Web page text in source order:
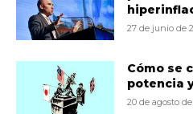
27 de junio de
Cómo se
potencia
20 de agosto de